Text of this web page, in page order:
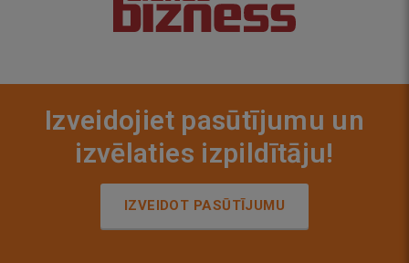
Izveidojiet pasūtījumu un
izvēlaties izpildītāju!
IZVEIDOT PASŪTĪJUMU